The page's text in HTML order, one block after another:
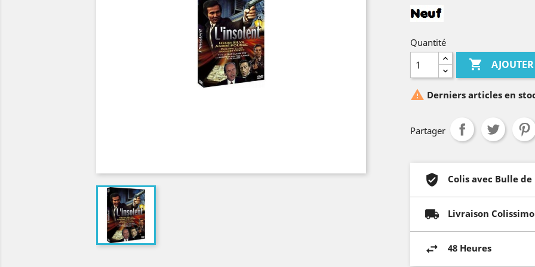
Quantité

 Derniers articles en
Partager
Colis avec Bulle
Livraison Colissimo
48 Heures